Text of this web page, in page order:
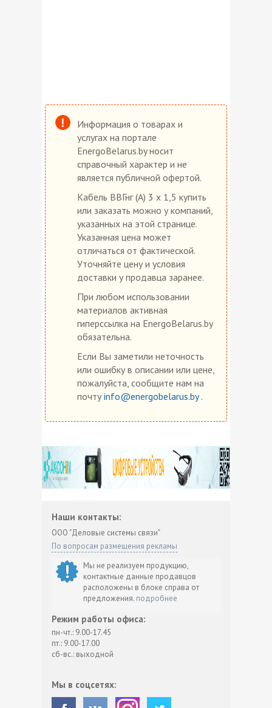
Информация о товарах и
услугах на портале
EnergoBelarus.by носит
справочный характер и не
является публичной офертой.
Кабель ВВГнг (А) 3 х 1,5 купить
или заказать можно у компаний,
указанных на этой странице.
Указанная цена может
отличаться от фактической.
Уточняйте цену и условия
доставки у продавца заранее.
При любом использовании
материалов активная
гиперссылка на EnergoBelarus.by
обязательна.
Если Вы заметили неточность
или ошибку в описании или цене,
пожалуйста, сообщите нам на
почту info@energobelarus.by.
Наши контакты:
ООО "Деловые системы связи"
По вопросам размещения рекламы
Мы не реализуем продукцию,
контактные данные продавцов
расположены в блоке справа от
предложения. подробнее
Режим работы офиса:
пн-чт.: 9.00-17.45
пт.: 9.00-17.00
сб-вс.: выходной
Мы в соцсетях: